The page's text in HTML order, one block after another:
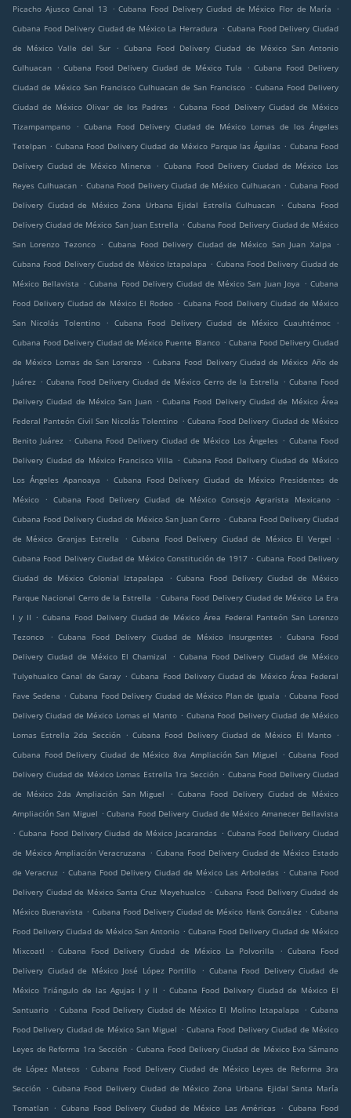
Picacho Ajusco Canal 13
. Cubana Food Delivery Ciudad de México Flor de María
.
Cubana Food Delivery Ciudad de México La Herradura . Cubana Food Delivery Ciudad
de México Valle del Sur
. Cubana Food Delivery Ciudad de México San Antonio
Culhuacan . Cubana Food Delivery Ciudad de México Tula . Cubana Food Delivery
Ciudad de México San Francisco Culhuacan de San Francisco . Cubana Food Delivery
Ciudad de México Olivar de los Padres . Cubana Food Delivery Ciudad de México
Tizampampano
. Cubana Food Delivery Ciudad de México Lomas de los Ángeles
Tetelpan . Cubana Food Delivery Ciudad de México Parque las Águilas . Cubana Food
Delivery Ciudad de México Minerva
. Cubana Food Delivery Ciudad de México Los
Reyes Culhuacan . Cubana Food Delivery Ciudad de México Culhuacan . Cubana Food
Delivery Ciudad de México Zona Urbana Ejidal Estrella Culhuacan
. Cubana Food
Delivery Ciudad de México San Juan Estrella . Cubana Food Delivery Ciudad de México
San Lorenzo Tezonco . Cubana Food Delivery Ciudad de México San Juan Xalpa
.
Cubana Food Delivery Ciudad de México Iztapalapa . Cubana Food Delivery Ciudad de
México Bellavista . Cubana Food Delivery Ciudad de México San Juan Joya . Cubana
Food Delivery Ciudad de México El Rodeo . Cubana Food Delivery Ciudad de México
San Nicolás Tolentino
. Cubana Food Delivery Ciudad de México Cuauhtémoc
.
Cubana Food Delivery Ciudad de México Puente Blanco . Cubana Food Delivery Ciudad
de México Lomas de San Lorenzo . Cubana Food Delivery Ciudad de México Año de
Juárez . Cubana Food Delivery Ciudad de México Cerro de la Estrella . Cubana Food
Delivery Ciudad de México San Juan . Cubana Food Delivery Ciudad de México Área
Federal Panteón Civil San Nicolás Tolentino . Cubana Food Delivery Ciudad de México
Benito Juárez . Cubana Food Delivery Ciudad de México Los Ángeles . Cubana Food
Delivery Ciudad de México Francisco Villa . Cubana Food Delivery Ciudad de México
Los Ángeles Apanoaya
. Cubana Food Delivery Ciudad de México Presidentes de
México
. Cubana Food Delivery Ciudad de México Consejo Agrarista Mexicano
.
Cubana Food Delivery Ciudad de México San Juan Cerro . Cubana Food Delivery Ciudad
de México Granjas Estrella
. Cubana Food Delivery Ciudad de México El Vergel
.
Cubana Food Delivery Ciudad de México Constitución de 1917 . Cubana Food Delivery
Ciudad de México Colonial Iztapalapa
. Cubana Food Delivery Ciudad de México
Parque Nacional Cerro de la Estrella . Cubana Food Delivery Ciudad de México La Era
I y II . Cubana Food Delivery Ciudad de México Área Federal Panteón San Lorenzo
Tezonco
. Cubana Food Delivery Ciudad de México Insurgentes . Cubana Food
Delivery Ciudad de México El Chamizal
. Cubana Food Delivery Ciudad de México
Tulyehualco Canal de Garay . Cubana Food Delivery Ciudad de México Área Federal
Fave Sedena . Cubana Food Delivery Ciudad de México Plan de Iguala . Cubana Food
Delivery Ciudad de México Lomas el Manto . Cubana Food Delivery Ciudad de México
Lomas Estrella 2da Sección . Cubana Food Delivery Ciudad de México El Manto .
Cubana Food Delivery Ciudad de México 8va Ampliación San Miguel
. Cubana Food
Delivery Ciudad de México Lomas Estrella 1ra Sección . Cubana Food Delivery Ciudad
de México 2da Ampliación San Miguel
. Cubana Food Delivery Ciudad de México
Ampliación San Miguel . Cubana Food Delivery Ciudad de México Amanecer Bellavista
. Cubana Food Delivery Ciudad de México Jacarandas . Cubana Food Delivery Ciudad
de México Ampliación Veracruzana . Cubana Food Delivery Ciudad de México Estado
de Veracruz . Cubana Food Delivery Ciudad de México Las Arboledas . Cubana Food
Delivery Ciudad de México Santa Cruz Meyehualco . Cubana Food Delivery Ciudad de
México Buenavista . Cubana Food Delivery Ciudad de México Hank González . Cubana
Food Delivery Ciudad de México San Antonio . Cubana Food Delivery Ciudad de México
Mixcoatl
. Cubana Food Delivery Ciudad de México La Polvorilla . Cubana Food
Delivery Ciudad de México José López Portillo
. Cubana Food Delivery Ciudad de
México Triángulo de las Agujas I y II
. Cubana Food Delivery Ciudad de México El
Santuario . Cubana Food Delivery Ciudad de México El Molino Iztapalapa . Cubana
Food Delivery Ciudad de México San Miguel . Cubana Food Delivery Ciudad de México
Leyes de Reforma 1ra Sección . Cubana Food Delivery Ciudad de México Eva Sámano
de López Mateos . Cubana Food Delivery Ciudad de México Leyes de Reforma 3ra
Sección . Cubana Food Delivery Ciudad de México Zona Urbana Ejidal Santa María
Tomatlan . Cubana Food Delivery Ciudad de México Las Américas . Cubana Food